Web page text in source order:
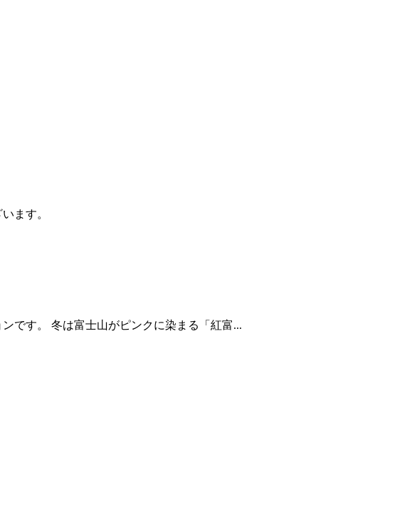
ます。
です。 冬は富士山がピンクに染まる「紅富...